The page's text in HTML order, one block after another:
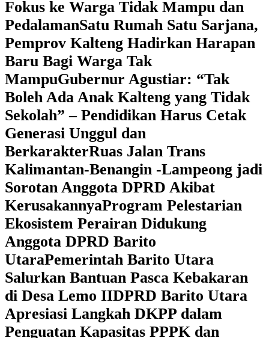
Fokus ke Warga Tidak Mampu dan
Pedalaman‎Satu Rumah Satu Sarjana,
Pemprov Kalteng Hadirkan Harapan
Baru Bagi Warga Tak
Mampu‎Gubernur Agustiar: “Tak
Boleh Ada Anak Kalteng yang Tidak
Sekolah” – Pendidikan Harus Cetak
Generasi Unggul dan
BerkarakterRuas Jalan Trans
Kalimantan-Benangin -Lampeong jadi
Sorotan Anggota DPRD Akibat
KerusakannyaProgram Pelestarian
Ekosistem Perairan Didukung
Anggota DPRD Barito
UtaraPemerintah Barito Utara
Salurkan Bantuan Pasca Kebakaran
di Desa Lemo IIDPRD Barito Utara
Apresiasi Langkah DKPP dalam
Penguatan Kapasitas PPPK dan